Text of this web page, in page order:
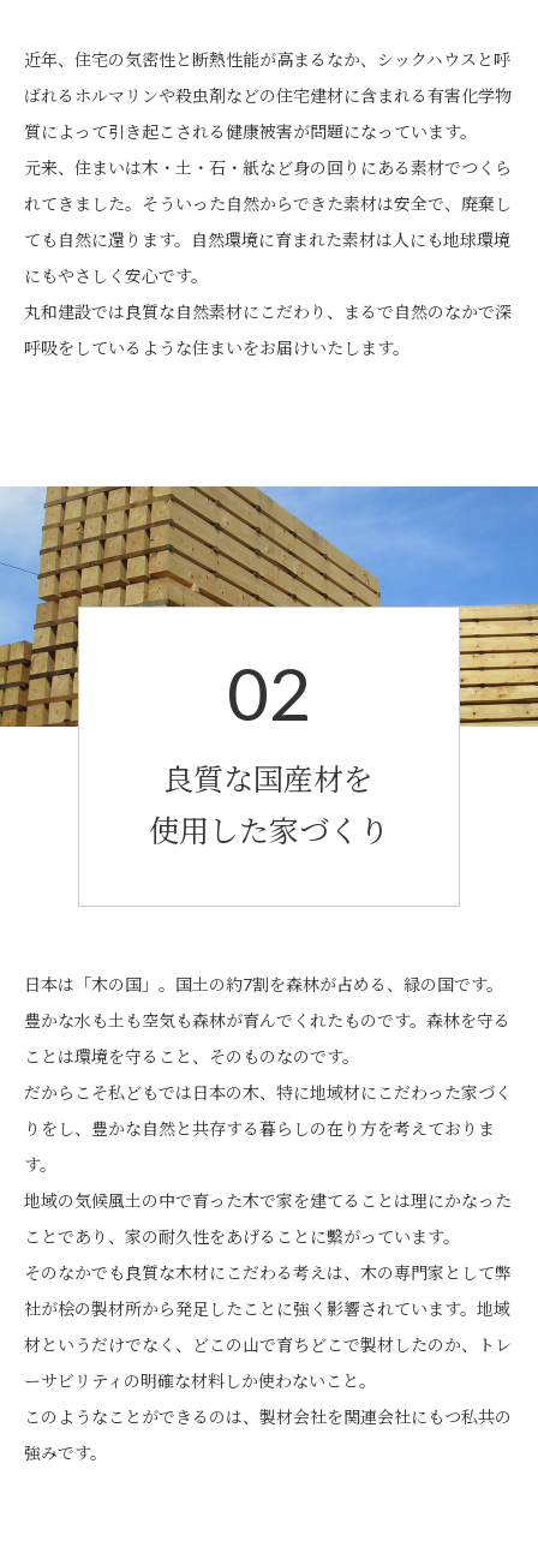
近年、住宅の気密性と断熱性能が高まるなか、シックハウスと呼
ばれるホルマリンや殺虫剤などの住宅建材に含まれる有害化学物
質によって引き起こされる健康被害が問題になっています。
元来、住まいは木・土・石・紙など身の回りにある素材でつくら
れてきました。そういった自然からできた素材は安全で、廃棄し
ても自然に還ります。自然環境に育まれた素材は人にも地球環境
にもやさしく安心です。
丸和建設では良質な自然素材にこだわり、まるで自然のなかで深
呼吸をしているような住まいをお届けいたします。
02
良質な国産材を
使用した家づくり
日本は「木の国」。国土の約7割を森林が占める、緑の国です。
豊かな水も土も空気も森林が育んでくれたものです。森林を守る
ことは環境を守ること、そのものなのです。
だからこそ私どもでは日本の木、特に地域材にこだわった家づく
りをし、豊かな自然と共存する暮らしの在り方を考えておりま
す。
地域の気候風土の中で育った木で家を建てることは理にかなった
ことであり、家の耐久性をあげることに繫がっています。
そのなかでも良質な木材にこだわる考えは、木の専門家として弊
社が桧の製材所から発足したことに強く影響されています。地域
材というだけでなく、どこの山で育ちどこで製材したのか、トレ
ーサビリティの明確な材料しか使わないこと。
このようなことができるのは、製材会社を関連会社にもつ私共の
強みです。